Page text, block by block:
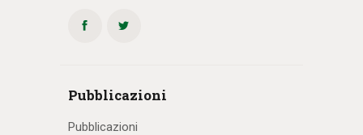
Pubblicazioni
Pubblicazioni